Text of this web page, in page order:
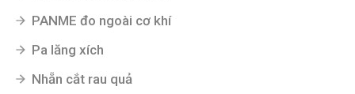
PANME đo ngoài cơ khí
Pa lăng xích
Nhẵn cắt rau quả